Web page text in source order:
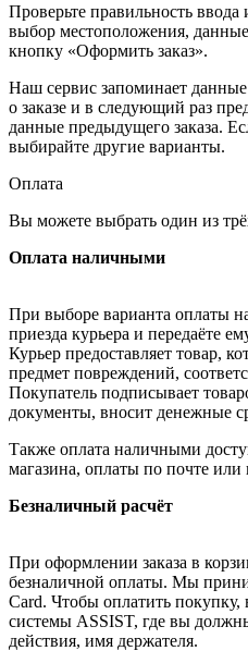
Проверьте правильность
выбор местоположения,
кнопку «Оформить заказ».
Наш сервис запоминает
о заказе и в следующий раз
данные предыдущего заказа.
выбирайте другие варианты.
Оплата
Вы можете выбрать один из
Оплата наличными
При выборе варианта оплаты
приезда курьера и передаёте
Курьер предоставляет товар,
предмет повреждений,
Покупатель подписывает
документы, вносит денежные
Также оплата наличными
магазина, оплаты по почте или
Безналичный расчёт
При оформлении заказа в
безналичной оплаты. Мы
Card. Чтобы оплатить покупку,
системы ASSIST, где вы
действия, имя держателя.